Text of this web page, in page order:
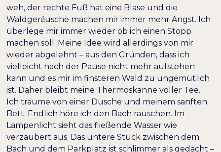
weh, der rechte Fuß hat eine Blase und die
Waldgeräusche machen mir immer mehr Angst. Ich
überlege mir immer wieder ob ich einen Stopp
machen soll. Meine Idee wird allerdings von mir
wieder abgelehnt – aus den Gründen, dass ich
vielleicht nach der Pause nicht mehr aufstehen
kann und es mir im finsteren Wald zu ungemütlich
ist. Daher bleibt meine Thermoskanne voller Tee.
Ich träume von einer Dusche und meinem sanften
Bett. Endlich höre ich den Bach rauschen. Im
Lampenlicht sieht das fließende Wasser wie
verzaubert aus. Das untere Stück zwischen dem
Bach und dem Parkplatz ist schlimmer als gedacht –